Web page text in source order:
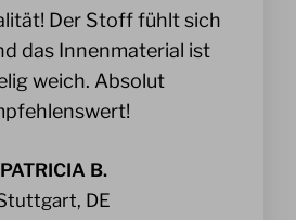
Der Stoff fühlt sich
das Innenmaterial ist
weich. Absolut
PATRICIA B.
DE